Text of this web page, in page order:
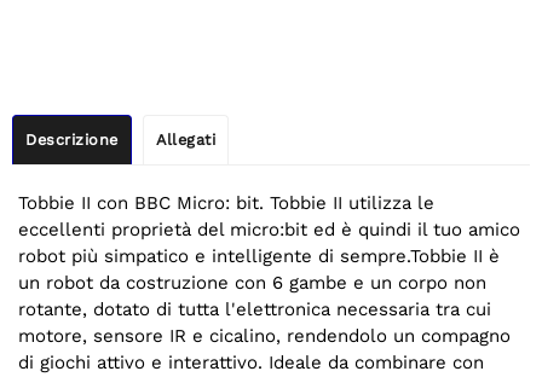
Descrizione Allegati
Tobbie II con BBC Micro: bit. Tobbie II utilizza le
eccellenti proprietà del micro:bit ed è quindi il tuo amico
robot più simpatico e intelligente di sempre.Tobbie II è
un robot da costruzione con 6 gambe e un corpo non
rotante, dotato di tutta l'elettronica necessaria tra cui
motore, sensore IR e cicalino, rendendolo un compagno
di giochi attivo e interattivo. Ideale da combinare con